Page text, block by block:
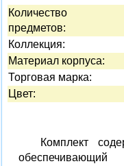
Количество
предметов:
Коллекция:
Материал корпуса:
Торговая марка:
Цвет:
Комплект